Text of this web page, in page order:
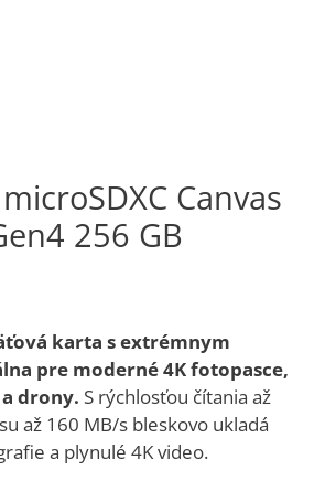
Canvas
256 GB
karta s extrémnym
pre moderné 4K fotopasce,
drony. S rýchlosťou čítania až
až 160 MB/s bleskovo ukladá
a plynulé 4K video.